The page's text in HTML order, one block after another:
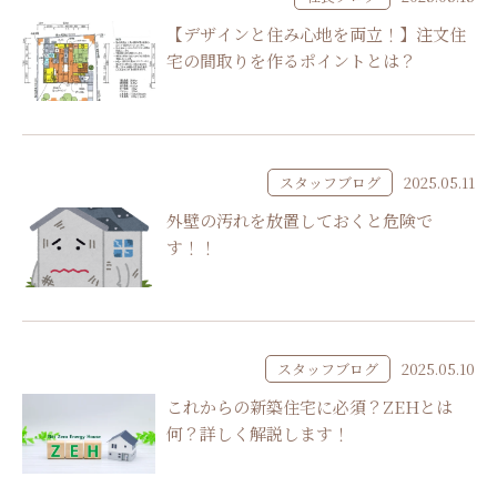
【デザインと住み心地を両立！】注文住
宅の間取りを作るポイントとは？
スタッフブログ 2025.05.11
外壁の汚れを放置しておくと危険で
す！！
スタッフブログ 2025.05.10
これからの新築住宅に必須？ZEHとは
何？詳しく解説します！